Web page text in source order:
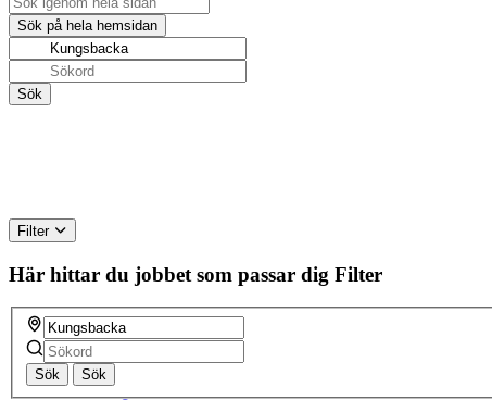
Filter
Här hittar du jobbet som passar dig Filter
Sök Sök